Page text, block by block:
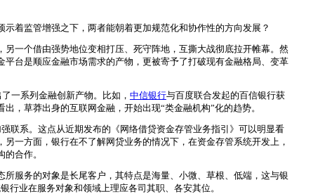
着监管增强之下，两者能朝着更加规范化和协作性的方向发展？
一个借由强势地位变相打压、死守阵地，互撕大战彻底拉开帷幕。然
台是顺应金融市场需求的产物，更被寄予了打破现有金融格局、变革
一系列金融创新产物。比如， 中信银行与百度联合发起的百信银行获
，草莽出身的互联网金融，开始出现“类金融机构”化的趋势。
系。这点从近期发布的《网络借贷资金存管业务指引》可以明显看
一方面，银行在不了解网贷业务的情况下，在资金存管系统开发上，
合作。
服务的对象是长尾客户，其特点是海量、小微、草根、低端，这与银
行业在服务对象和领域上理应各司其职、各安其位。